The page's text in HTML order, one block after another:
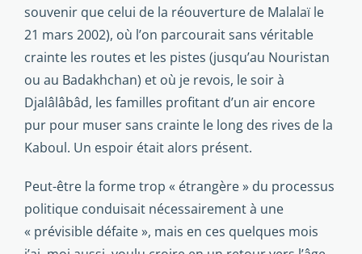
souvenir que celui de la réouverture de Malalaï le
21 mars 2002), où l’on parcourait sans véritable
crainte les routes et les pistes (jusqu’au Nouristan
ou au Badakhchan) et où je revois, le soir à
Djalâlâbâd, les familles profitant d’un air encore
pur pour muser sans crainte le long des rives de la
Kaboul. Un espoir était alors présent.
Peut-être la forme trop « étrangère » du processus
politique conduisait nécessairement à une
« prévisible défaite », mais en ces quelques mois